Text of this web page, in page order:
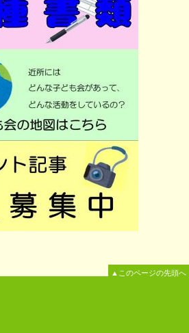
▲このページの先頭へ